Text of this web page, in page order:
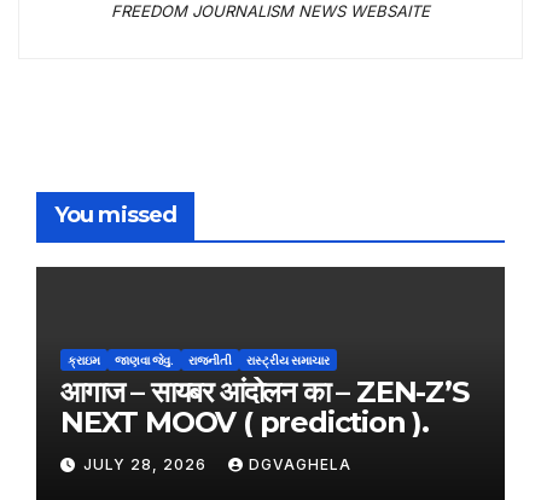
FREEDOM JOURNALISM NEWS WEBSAITE
You missed
ક્રાઇમ જાણવા જેવુ. રાજનીતી રાસ્ટ્રીય સમાચાર
आगाज – सायबर आंदोलन का – ZEN-Z’S
NEXT MOOV ( prediction ).
JULY 28, 2026 DGVAGHELA